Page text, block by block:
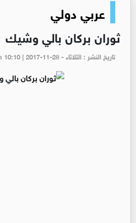
عربي دولي
ثوران بركان بالي وشيك
تاريخ النشر : الثلاثاء - pm 10:10 | 2017-11-28